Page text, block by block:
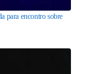
para encontro sobre